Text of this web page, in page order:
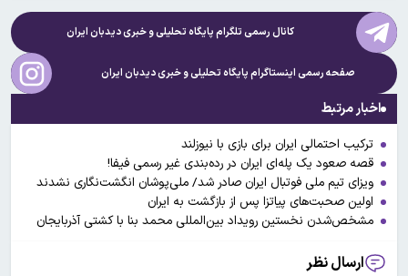
کانال رسمی تلگرام پایگاه تحلیلی و خبریدیدبان ایران
صفحه رسمی اینستاگرام پایگاه تحلیلی و خبریدیدبان ایران
اخبار مرتبط
ترکیب احتمالی ایران برای بازی با نیوزلند
قصه صعود یک پله‌ای ایران در رده‌بندی غیر رسمی فیفا!
ویزای تیم ملی فوتبال ایران صادر شد/ ملی‌پوشان انگشت‌نگاری نشدند
اولین صحبت‌های پیاتزا پس از بازگشت به ایران
مشخص‌شدن نخستین رویداد بین‌المللی محمد بنا با کشتی آذربایجان
ارسال نظر